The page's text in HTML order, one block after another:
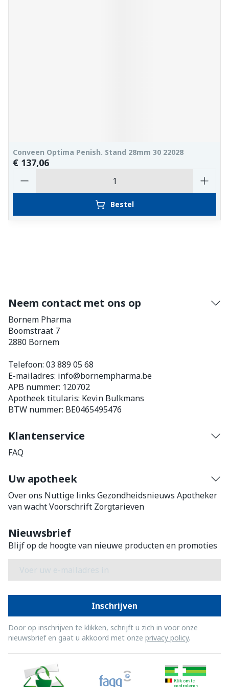
Conveen Optima Penish. Stand 28mm 30 22028
€ 137,06
Bestel
Neem contact met ons op
Bornem Pharma
Boomstraat 7
2880 Bornem
Telefoon: 03 889 05 68
E-mailadres: info@bornempharma.be
APB nummer: 120702
Apotheek titularis: Kevin Bulkmans
BTW nummer: BE0465495476
Klantenservice
FAQ
Uw apotheek
Over ons Nuttige links Gezondheidsnieuws Apotheker
van wachtVoorschrift Zorgtarieven
Nieuwsbrief
Blijf op de hoogte van nieuwe producten en promoties
Inschrijven
Door op inschrijven te klikken, schrijft u zich in voor onze
nieuwsbrief en gaat u akkoord met onze privacy policy.